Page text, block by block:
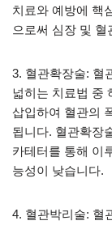
치료와 예방에 핵
으로써 심장 및
3. 혈관확장술: 혈
넓히는 치료법 중
삽입하여 혈관의
됩니다. 혈관확장
카테터를 통해 이
능성이 낮습니다.
4. 혈관박리술: 혈